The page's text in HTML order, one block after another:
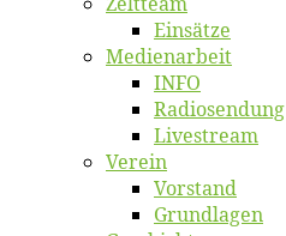
Ein­sät­ze
Me­di­en­ar­beit
INFO
Ra­dio­sen­dung
Live­stream
Ver­ein
Vor­stand
Grund­la­gen